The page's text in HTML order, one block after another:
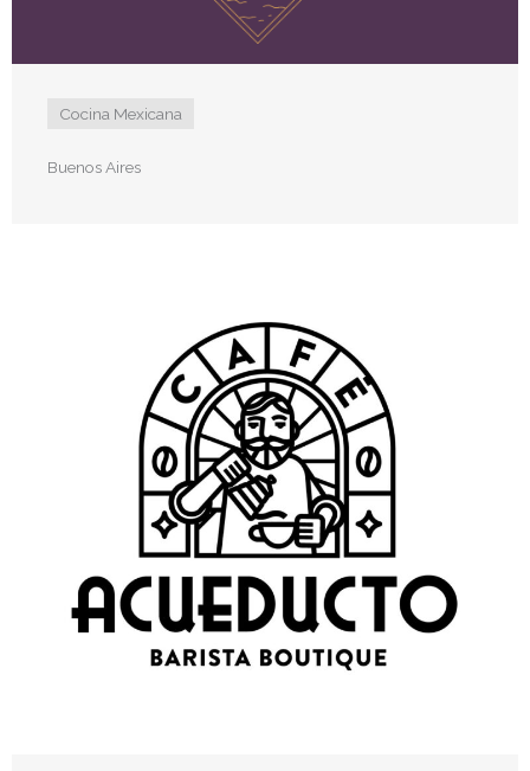
Cocina Mexicana
Buenos Aires